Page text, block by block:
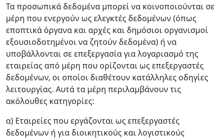
Τα προσωπικά δεδομένα μπορεί να κοινοποιούνται σε
μέρη που ενεργούν ως ελεγκτές δεδομένων (όπως
εποπτικά όργανα και αρχές και δημόσιοι οργανισμοί
εξουσιοδοτημένοι να ζητούν δεδομένα) ή να
υποβάλλονται σε επεξεργασία για λογαριασμό της
εταιρείας από μέρη που ορίζονται ως επεξεργαστές
δεδομένων, οι οποίοι διαθέτουν κατάλληλες οδηγίες
λειτουργίας. Αυτά τα μέρη περιλαμβάνουν τις
ακόλουθες κατηγορίες:
α) Εταιρείες που εργάζονται ως επεξεργαστές
δεδομένων ή για διοικητικούς και λογιστικούς